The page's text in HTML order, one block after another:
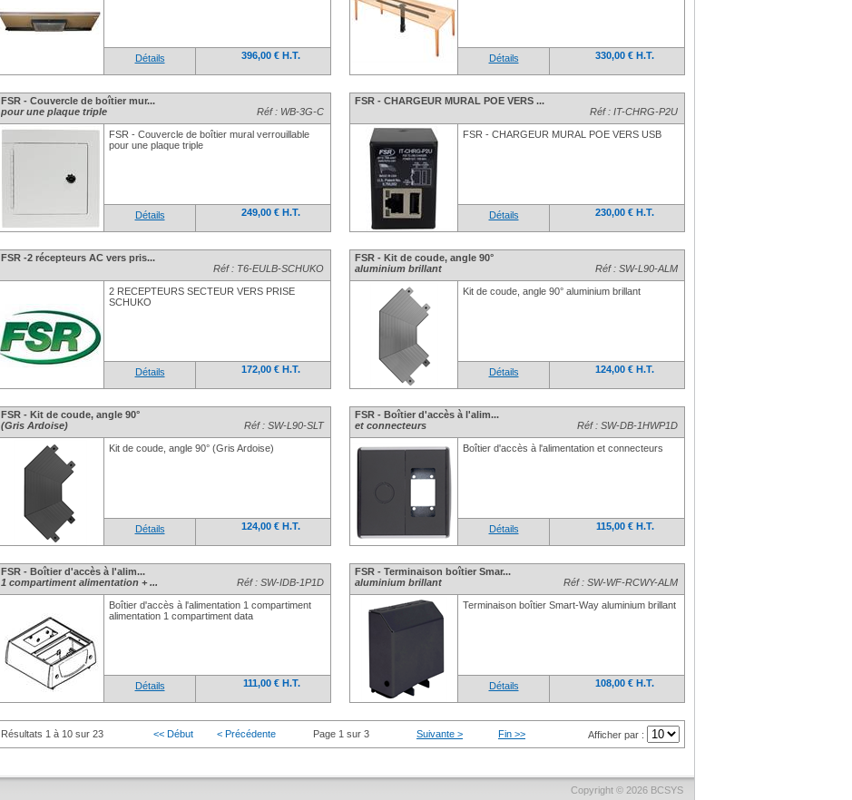
Détails 396,00 € H.T. Détails 330,00 € H.T.
FSR - Couvercle de boîtier mur...
pour une plaque triple
Réf : WB-3G-C
FSR - Couvercle de boîtier mural verrouillable
pour une plaque triple
Détails 249,00 € H.T.
FSR - CHARGEUR MURAL POE VERS ...
Réf : IT-CHRG-P2U
FSR - CHARGEUR MURAL POE VERS USB
Détails 230,00 € H.T.
FSR -2 récepteurs AC vers pris...
Réf : T6-EULB-SCHUKO
2 RECEPTEURS SECTEUR VERS PRISE
SCHUKO
Détails 172,00 € H.T.
FSR - Kit de coude, angle 90°
aluminium brillant
Réf : SW-L90-ALM
Kit de coude, angle 90° aluminium brillant
Détails 124,00 € H.T.
FSR - Kit de coude, angle 90°
(Gris Ardoise)
Réf : SW-L90-SLT
Kit de coude, angle 90° (Gris Ardoise)
Détails 124,00 € H.T.
FSR - Boîtier d'accès à l'alim...
et connecteurs
Réf : SW-DB-1HWP1D
Boîtier d'accès à l'alimentation et connecteurs
Détails 115,00 € H.T.
FSR - Boîtier d'accès à l'alim...
1 compartiment alimentation + ...
Réf : SW-IDB-1P1D
Boîtier d'accès à l'alimentation 1 compartiment
alimentation 1 compartiment data
Détails 111,00 € H.T.
FSR - Terminaison boîtier Smar...
aluminium brillant
Réf : SW-WF-RCWY-ALM
Terminaison boîtier Smart-Way aluminium brillant
Détails 108,00 € H.T.
Résultats 1 à 10 sur 23 << Début < Précédente Page 1 sur 3 Suivante > Fin >> Afficher par :
Copyright © 2026 BCSYS